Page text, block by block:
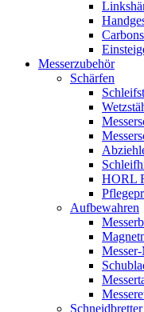
Messerzubehör
Schärfen
HORL
Aufbewahren
Schneidbretter